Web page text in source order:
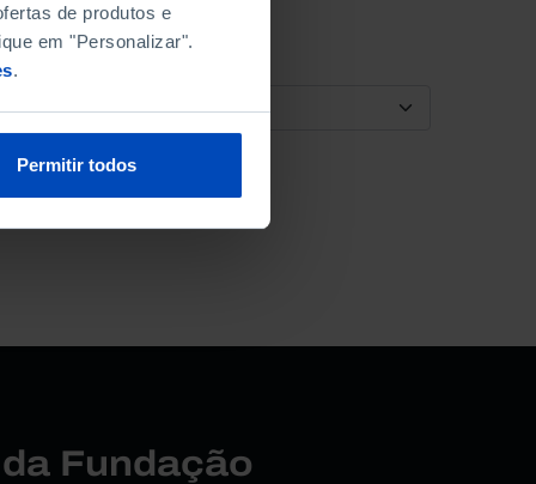
de produtos e
em "Personalizar".
.
Permitir todos
ORDENAR POR
Fundação